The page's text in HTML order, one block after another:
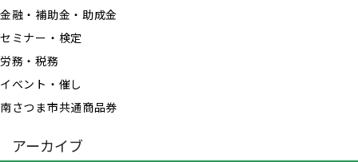
金融・補助金・助成金
セミナー・検定
労務・税務
イベント・催し
南さつま市共通商品券
アーカイブ